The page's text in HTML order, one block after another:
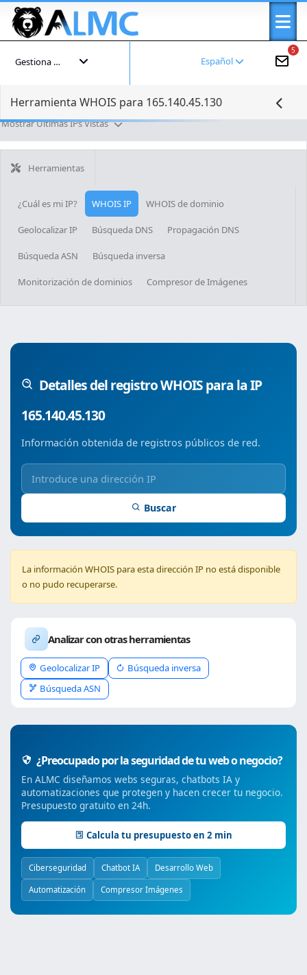
5
Español
Gestiona tu cuenta
Herramienta WHOIS para 165.140.45.130
Mostrar Últimas IPs Vistas
Herramientas
¿Cuál es mi IP? WHOIS IP WHOIS de dominio
Geolocalizar IP Búsqueda DNS Propagación DNS
Búsqueda ASN Búsqueda inversa
Monitorización de dominios Compresor de Imágenes
Detalles del registro WHOIS para la IP
165.140.45.130
Información obtenida de registros públicos de red.
Buscar
La información WHOIS para esta dirección IP no está disponible
o no pudo recuperarse.
Analizar con otras herramientas
Geolocalizar IP
Búsqueda inversa
Búsqueda ASN
¿Preocupado por la seguridad de tu web o negocio?
En ALMC diseñamos webs seguras, chatbots IA y
automatizaciones que protegen y hacen crecer tu negocio.
Presupuesto gratuito en 24h.
Calcula tu presupuesto en 2 min
Ciberseguridad Chatbot IA Desarrollo Web
Automatización Compresor Imágenes